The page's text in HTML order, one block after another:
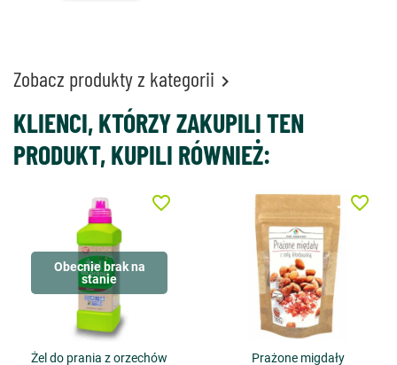
Zobacz produkty z kategorii 
KLIENCI, KTÓRZY ZAKUPILI TEN
PRODUKT, KUPILI RÓWNIEŻ:
Obecnie brak na
stanie
Żel do prania z orzechów
favorite_border
Prażone migdały
favorite_border